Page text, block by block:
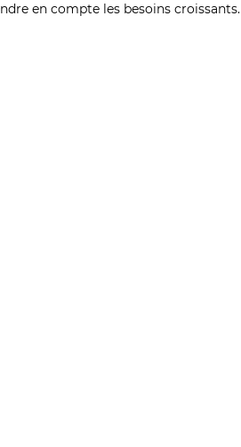
en compte les besoins croissants.